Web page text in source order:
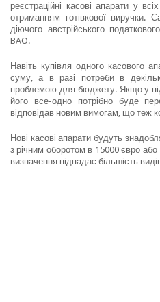
реєстраційні касові апарати у
отриманням готівкової виручки.
діючого австрійського
BAO.
Навіть купівля одного касового
суму, а в разі потреби в
проблемою для бюджету. Якщо у
його все-одно потрібно буде
відповідав новим вимогам, що теж
Нові касові апарати будуть
з річним оборотом в 15000 євро або
визначення підпадає більшість